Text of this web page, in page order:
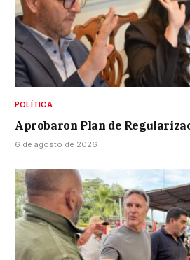
POLÍTICA
Aprobaron Plan de
6 de agosto de 2026